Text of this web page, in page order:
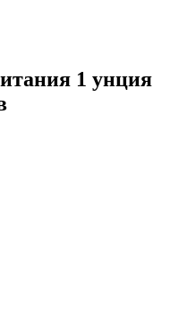
1 унция